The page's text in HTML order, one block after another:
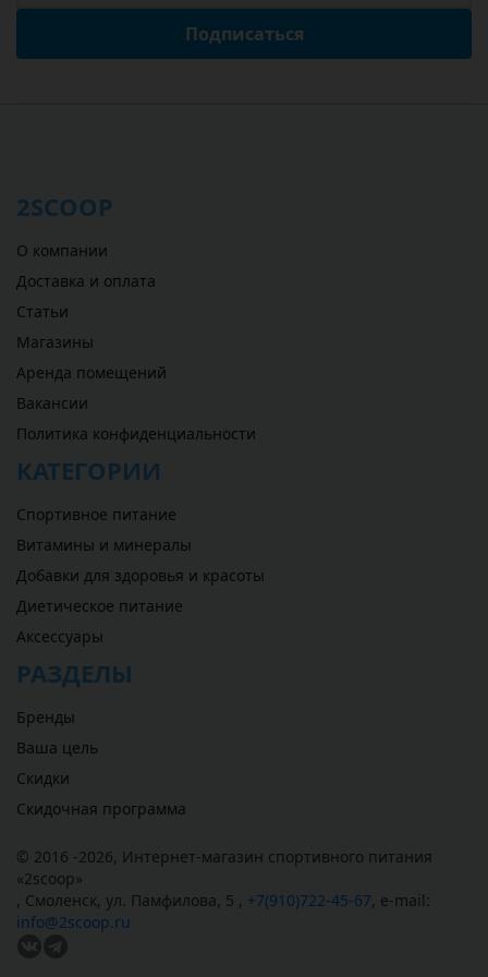
Подписаться
2SCOOP
О компании
Доставка и оплата
Статьи
Магазины
Аренда помещений
Вакансии
Политика конфиденциальности
КАТЕГОРИИ
Спортивное питание
Витамины и минералы
Добавки для здоровья и красоты
Диетическое питание
Аксессуары
РАЗДЕЛЫ
Бренды
Ваша цель
Скидки
Скидочная программа
© 2016 -2026, Интернет-магазин спортивного питания
«2scoop»
, Смоленск, ул. Памфилова, 5 , +7(910)722-45-67, e-mail:
info@2scoop.ru